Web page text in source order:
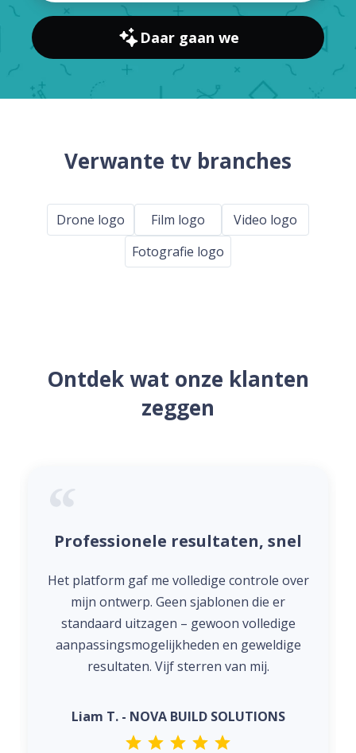
Daar gaan we
Verwante tv branches
Drone logo Film logo
Video logo
Fotografie logo
Ontdek wat onze klanten
zeggen
Professionele resultaten, snel
Het platform gaf me volledige controle over
mijn ontwerp. Geen sjablonen die er
standaard uitzagen – gewoon volledige
aanpassingsmogelijkheden en geweldige
resultaten. Vijf sterren van mij.
Liam T. - NOVA BUILD SOLUTIONS